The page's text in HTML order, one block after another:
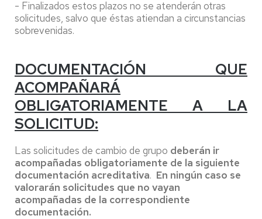
- Finalizados estos plazos no se atenderán otras
solicitudes, salvo que éstas atiendan a circunstancias
sobrevenidas.
DOCUMENTACIÓN QUE
ACOMPAÑARÁ
OBLIGATORIAMENTE A LA
SOLICITUD:
Las solicitudes de cambio de grupo deberán ir
acompañadas obligatoriamente de la siguiente
documentación acreditativa. En ningún caso se
valorarán solicitudes que no vayan
acompañadas de la correspondiente
documentación.